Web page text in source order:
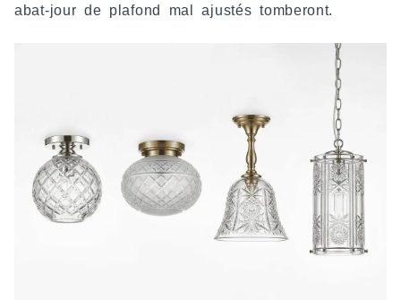
abat-jour de plafond mal ajustés tomberont.